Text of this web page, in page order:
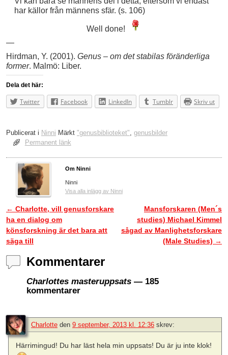
har källor från männens sfär. (s. 106)
Well done!
—
Hirdman, Y. (2001). Genus – om det stabilas föränderliga
former. Malmö: Liber.
Dela det här:
Twitter Facebook LinkedIn Tumblr Skriv ut
Publicerat i Ninni Märkt "genusbiblioteket", genusbilder
Permanent länk
Om Ninni
Ninni
Visa alla inlägg av Ninni
Inläggsnavigering
← Charlotte, vill genusforskare
ha en dialog om
könsforskning är det bara att
säga till
Mansforskaren (Men´s
studies) Michael Kimmel
sågad av Manlighetsforskare
(Male Studies) →
Kommentarer
Charlottes masteruppsats — 185
kommentarer
Charlotte den 9 september, 2013 kl. 12:36 skrev:
Härrimingud! Du har läst hela min uppsats! Du är ju inte klok!